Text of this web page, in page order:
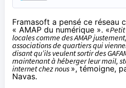
Framasoft a pensé ce réseau
« AMAP du numérique ». «
locales comme des AMAP
associations de quartiers qui
disant qu’ils veulent sortir des
maintenant à héberger leur mail,
internet chez nous », témoigne,
Navas.